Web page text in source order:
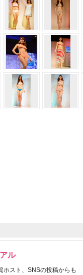
ル
ホスト、SNSの投稿からも